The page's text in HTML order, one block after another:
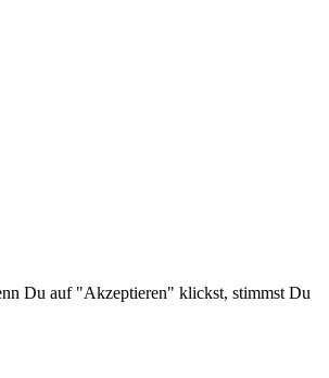
Du auf "Akzeptieren" klickst, stimmst Du